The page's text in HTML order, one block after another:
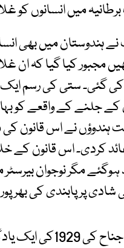
میں انسانوں کو
میں بھی
مجبور کیا گیا کہ ان
کی گئی۔ ستی کی رسم
کے جلنے کے واقعے کو
ہندوؤں نے اس قانون
کردی۔ اس قانون کے
مگر نوجوان
پر پابندی کی
بیرسٹر محمد